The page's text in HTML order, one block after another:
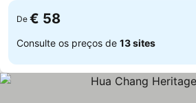
De € 58
Consulte os preços de 13 sites